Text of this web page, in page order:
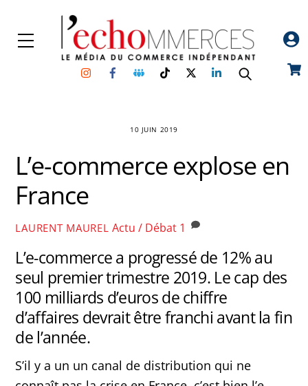
content
Menu
InstagramFacebookGroupe
Facebook
TikTokTwitterLinkedin
10 JUIN 2019
L’e-commerce explose en
France
LAURENT MAUREL Actu / Débat 1
L’e-commerce a progressé de 12% au
seul premier trimestre 2019. Le cap des
100 milliards d’euros de chiffre
d’affaires devrait être franchi avant la fin
de l’année.
S’il y a un un canal de distribution qui ne